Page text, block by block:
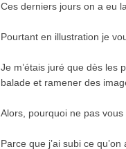
Ces derniers jours on a eu
Pourtant en illustration je
Je m’étais juré que dès les
balade et ramener des
Alors, pourquoi ne pas
Parce que j’ai subi ce